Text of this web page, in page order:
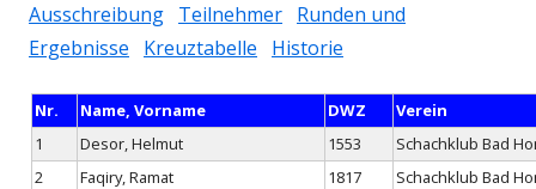
Ausschreibung Teilnehmer Runden und
Ergebnisse
Kreuztabelle Historie
Nr. Name, Vorname DWZ
Verein
1
Desor, Helmut 1553
Schachklub Bad
2
Faqiry, Ramat 1817
Schachklub Bad